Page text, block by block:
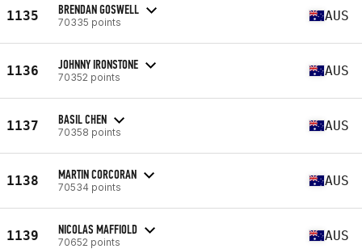
1135 BRENDAN GOSWELL
70335 points AUS
1136 JOHNNY IRONSTONE
70352 points AUS
1137 BASIL CHEN
70358 points AUS
1138 MARTIN CORCORAN
70534 points AUS
1139 NICOLAS MAFFIOLD
70652 points AUS